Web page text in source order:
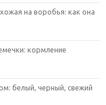
на воробья: как она
кормление
белый, черный, свежий